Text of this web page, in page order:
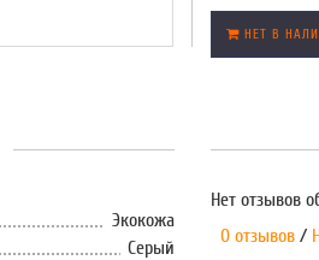
НЕТ В
Экокожа
Серый
Нет отзывов
0 отзывов /